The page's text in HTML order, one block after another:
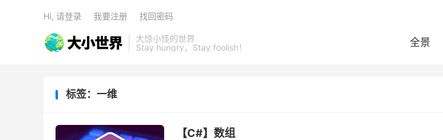
大惊小怪的世界
Stay hungry，Stay foolish！
全景
Hi, 请登录 我要注册 找回密码
标签：一维
【C#】数组